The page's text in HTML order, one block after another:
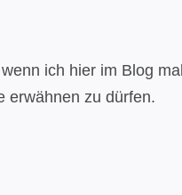
ich hier im Blog
erwähnen zu dürfen.